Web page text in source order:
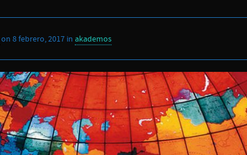
on 8 febrero, 2017 in akademos